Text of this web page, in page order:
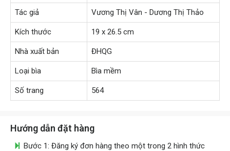
Tác giả Vương Thị Vân - Dương Thị Thảo
Kích thước 19 x 26.5 cm
Nhà xuất bản ĐHQG
Loại bìa Bìa mềm
Số trang 564
Hướng dẫn đặt hàng
Bước 1: Đăng ký đơn hàng theo một trong 2 hình thức